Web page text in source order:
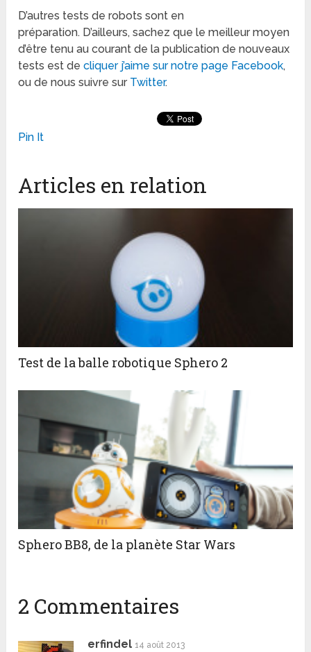
D’autres tests de robots sont en
préparation. D’ailleurs, sachez que le meilleur moyen
d’être tenu au courant de la publication de nouveaux
tests est decliquer j’aime sur notre page Facebook,
ou de nous suivre sur Twitter.
Pin It
Articles en relation
Test de la balle robotique Sphero 2
Sphero BB8, de la planète Star Wars
2 Commentaires
erfindel 14 août 2013